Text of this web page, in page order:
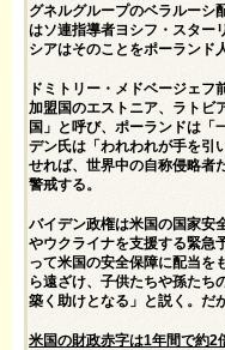
グネルグループのベラルーシ
はソ連指導者ヨシフ・スター
シアはそのことをポーランド
ドミトリー・メドベージェフ
加盟国のエストニア、ラトビ
国」と呼び、ポーランドは「
デン氏は「われわれが手を引
せれば、世界中の自称侵略者
警戒する。
バイデン政権は米国の国家安
やウクライナを支援する緊急
って米国の安全保障に配当を
ら遠ざけ、子供たちや孫たち
築く助けとなる」と説く。だ
米国の財政赤字は1年間で約2